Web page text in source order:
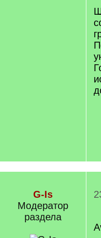
G-Is
Модератор
раздела